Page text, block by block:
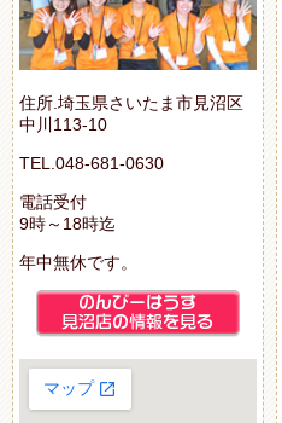
住所.埼玉県さいたま市見沼区
中川113-10
TEL.048-681-0630
電話受付
9時～18時迄
年中無休です。